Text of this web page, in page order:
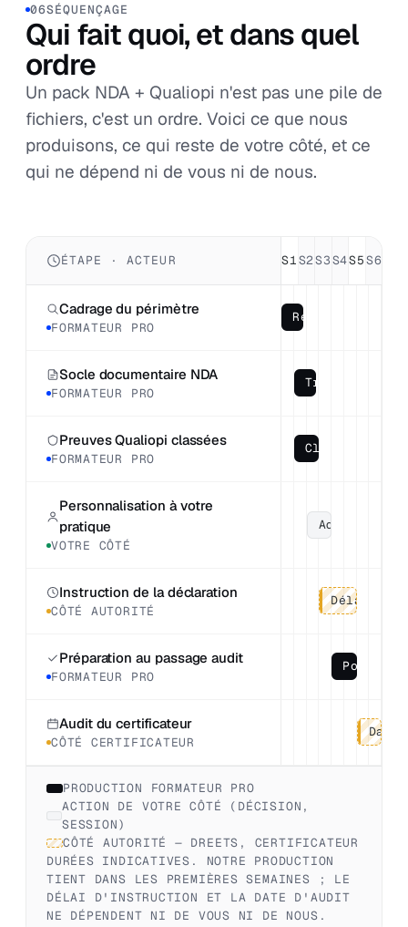
06SÉQUENÇAGE
Qui fait quoi, et dans quel
ordre
Un pack NDA + Qualiopi n'est pas une pile de
fichiers, c'est un ordre. Voici ce que nous
produisons, ce qui reste de votre côté, et ce
qui ne dépend ni de vous ni de nous.
ÉTAPE · ACTEUR S1S2S3S4S5S6
Cadrage du périmètre
FORMATEUR PRO
Rendez-vous
Socle documentaire NDA
FORMATEUR PRO
Trames NDA
Preuves Qualiopi classées
FORMATEUR PRO
Classement
Personnalisation à votre
pratique
VOTRE CÔTÉ
Instruction de la déclaration
CÔTÉ AUTORITÉ
Délai
Préparation au passage audit
FORMATEUR PRO
Points
Audit du certificateur
CÔTÉ CERTIFICATEUR
Date
PRODUCTION FORMATEUR PRO
ACTION DE VOTRE CÔTÉ (DÉCISION,
SESSION)
CÔTÉ AUTORITÉ — DREETS, CERTIFICATEUR
DURÉES INDICATIVES. NOTRE PRODUCTION
TIENT DANS LES PREMIÈRES SEMAINES ; LE
DÉLAI D'INSTRUCTION ET LA DATE D'AUDIT
NE DÉPENDENT NI DE VOUS NI DE NOUS.